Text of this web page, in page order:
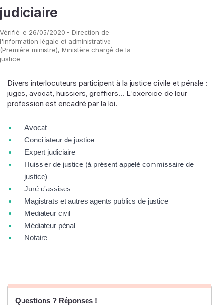
judiciaire
Vérifié le 26/05/2020 - Direction de
l'information légale et administrative
(Première ministre), Ministère chargé de la
justice
Divers interlocuteurs participent à la justice civile et pénale :
juges, avocat, huissiers, greffiers... L'exercice de leur
profession est encadré par la loi.
Avocat
Conciliateur de justice
Expert judiciaire
Huissier de justice (à présent appelé commissaire de
justice)
Juré d'assises
Magistrats et autres agents publics de justice
Médiateur civil
Médiateur pénal
Notaire
Questions ? Réponses !